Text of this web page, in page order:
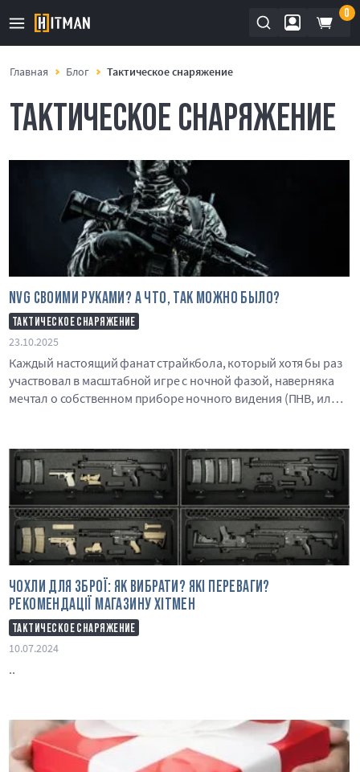
0
Главная Блог Тактическое снаряжение
ТАКТИЧЕСКОЕ СНАРЯЖЕНИЕ
NVG СВОИМИ РУКАМИ? А ЧТО, ТАК МОЖНО БЫЛО?
ТАКТИЧЕСКОЕ СНАРЯЖЕНИЕ
23.10.2025
Каждый настоящий фанат страйкбола, который хотя бы раз
участвовал в масштабной игре с ночной фазой, наверняка
мечтал о собственном приборе ночного видения (ПНВ, или
ЧОХЛИ ДЛЯ ЗБРОЇ: ЯК ВИБРАТИ? ЯКІ ПЕРЕВАГИ?
РЕКОМЕНДАЦІЇ МАГАЗИНУ ХІТМЕН
ТАКТИЧЕСКОЕ СНАРЯЖЕНИЕ
10.07.2024
..